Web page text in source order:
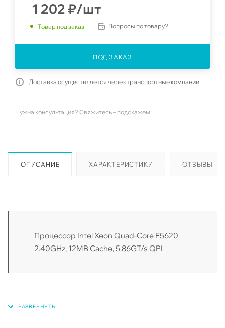
1 202 ₽/шт
Товар под заказ Вопросы по товару?
ПОД ЗАКАЗ
Доставка осуществляется через транспортные компании
Нужна консультация? Свяжитесь – подскажем.
ОПИСАНИЕ ХАРАКТЕРИСТИКИ ОТЗЫВЫ
Процессор Intel Xeon Quad-Core E5620
2.40GHz, 12MB Cache, 5.86GT/s QPI